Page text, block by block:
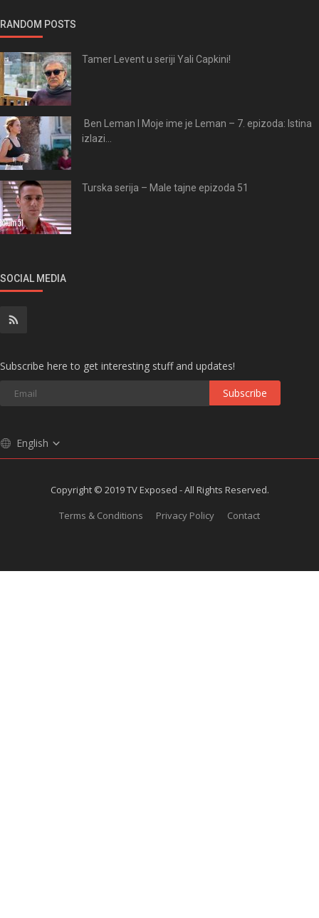
RANDOM POSTS
Tamer Levent u seriji Yali Capkini!
Ben Leman I Moje ime je Leman – 7. epizoda: Istina
izlazi...
Turska serija – Male tajne epizoda 51
SOCIAL MEDIA
Subscribe here to get interesting stuff and updates!
Subscribe
English
Copyright © 2019 TV Exposed - All Rights Reserved.
Terms & Conditions
Privacy Policy Contact